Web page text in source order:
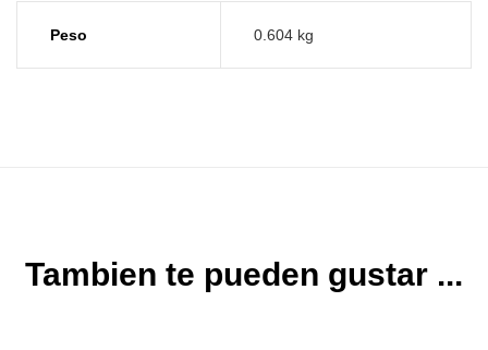
Peso 0.604 kg
Tambien te pueden gustar ...